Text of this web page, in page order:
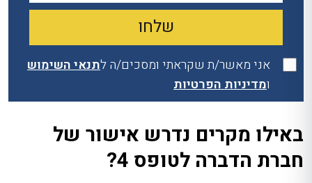
אני מאשר/ת שקראתי ומסכים/ה לתנאי השימוש
ומדיניות הפרטיות
באילו מקרים נדרש אישור של
חברת הדברה לטופס 4?